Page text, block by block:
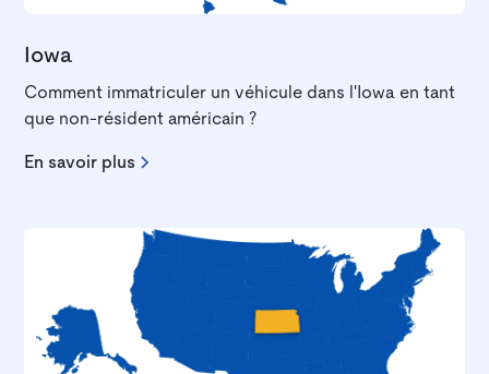
Iowa
Comment immatriculer un véhicule dans l'Iowa en tant
que non-résident américain ?
En savoir plus